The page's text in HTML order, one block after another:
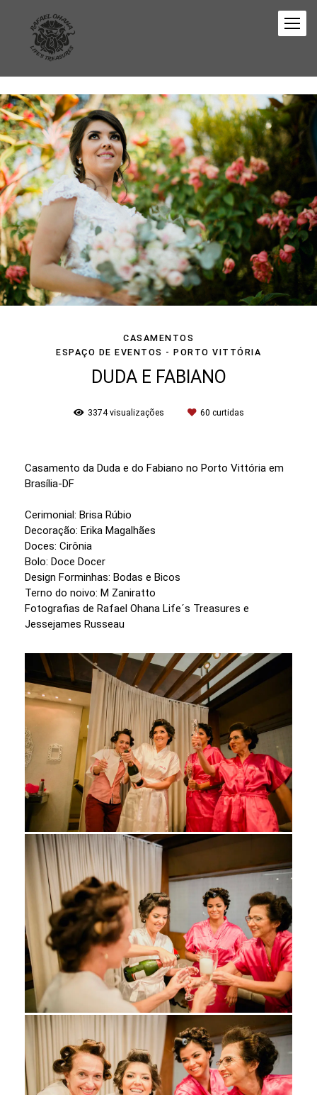
CASAMENTOS
ESPAÇO DE EVENTOS - PORTO VITTÓRIA
DUDA E FABIANO
3374visualizações 60 curtidas
Casamento da Duda e do Fabiano no Porto Vittória em
Brasília-DF
Cerimonial: Brisa Rúbio
Decoração: Erika Magalhães
Doces: Cirônia
Bolo: Doce Docer
Design Forminhas: Bodas e Bicos
Terno do noivo: M Zaniratto
Fotografias de Rafael Ohana Life´s Treasures e
Jessejames Russeau